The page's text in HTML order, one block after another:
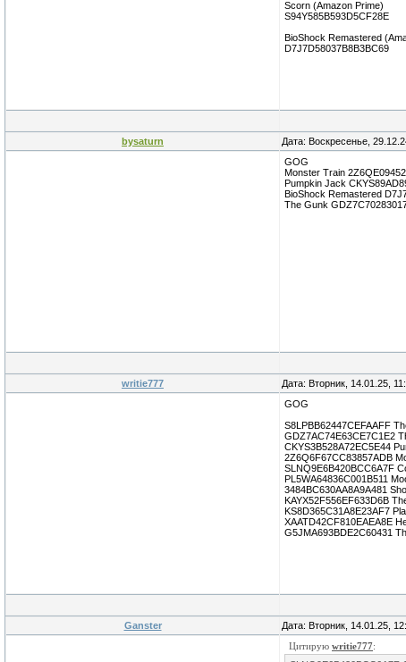
Scorn (Amazon Prime)
S94Y585B593D5CF28E
BioShock Remastered
D7J7D58037B8B3BC69
bysaturn Дата: Воскресенье,
GOG
Monster Train
Pumpkin Jack
BioShock Remastered
The Gunk
writie777 Дата: Вторник, 14.01.25,
GOG
S8LPBB62447CEFAAFF
GDZ7AC74E63CE7C1E2
CKYS3B528A72EC5E44
2Z6Q6F67CC83857ADB
SLNQ9E6B420BCC6A7F
PL5WA64836C001B511
3484BC630AA8A9A481
KAYX52F556EF633D6B
KS8D365C31A8E23AF7
XAATD42CF810EAEA8E
G5JMA693BDE2C60431
Ganster Дата: Вторник, 14.01.25,
Цитирую writie777: